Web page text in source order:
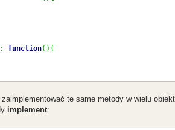
: function( ) {
te same metody w wielu
implement: